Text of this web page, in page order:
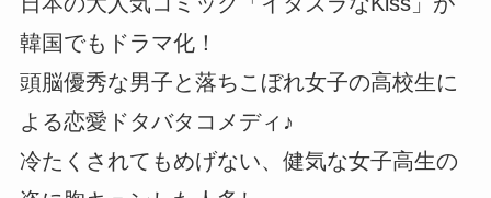
韓国でもドラマ化！
頭脳優秀な男子と落ちこぼれ女子の高校生に
よる恋愛ドタバタコメディ♪
冷たくされてもめげない、健気な女子高生の